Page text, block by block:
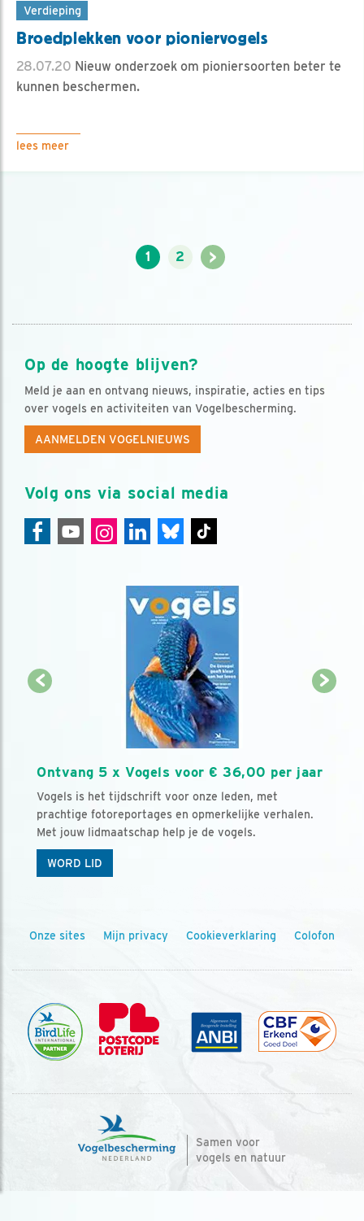
Verdieping
Broedplekken voor pioniervogels
28.07.20 Nieuw onderzoek om pioniersoorten beter te
kunnen beschermen.
lees meer
1 2 >
Op de hoogte blijven?
Meld je aan en ontvang nieuws, inspiratie, acties en tips
over vogels en activiteiten van Vogelbescherming.
AANMELDEN VOGELNIEUWS
Volg ons via social media
Ontvang 5 x Vogels voor € 36,00 per jaar
Vogels is het tijdschrift voor onze leden, met
prachtige fotoreportages en opmerkelijke verhalen.
Met jouw lidmaatschap help je de vogels.
WORD LID
Onze sites Mijn privacy Cookieverklaring Colofon
Samen voor
vogels en natuur